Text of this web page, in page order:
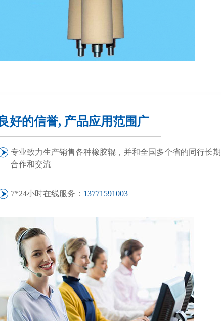
良好的信誉, 产品应用范围广
专业致力生产销售各种橡胶辊，并和全国多个省的同行长期
合作和交流
7*24小时在线服务： 13771591003